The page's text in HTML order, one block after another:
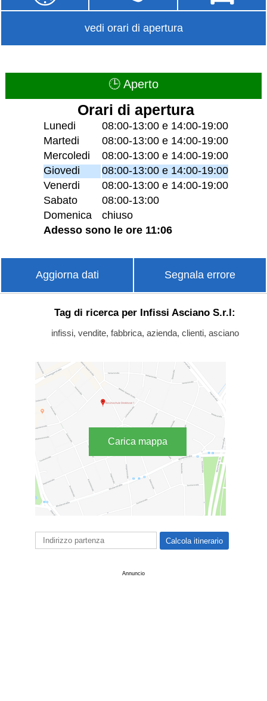
vedi orari di apertura
🕒 Aperto
Orari di apertura
Lunedi
08:00-13:00 e 14:00-19:00
Martedi
08:00-13:00 e 14:00-19:00
Mercoledi
08:00-13:00 e 14:00-19:00
Giovedi
08:00-13:00 e 14:00-19:00
Venerdi
08:00-13:00 e 14:00-19:00
Sabato
08:00-13:00
Domenica
chiuso
Adesso sono le ore 11:06
Aggiorna dati Segnala errore
Tag di ricerca per Infissi Asciano S.r.l:
infissi, vendite, fabbrica, azienda, clienti, asciano
Carica mappa
Annuncio